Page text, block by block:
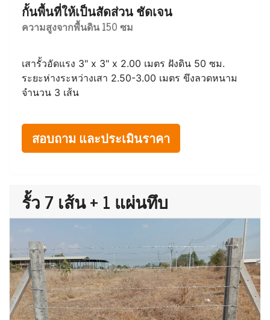
กั้นพื้นที่ให้เป็นสัดส่วน ชัดเจน
ความสูงจากพื้นดิน 150 ซม
เสารั้วอัดแรง 3" x 3" x 2.00 เมตร ฝังดิน 50 ซม.
ระยะห่างระหว่างเสา 2.50-3.00 เมตร ขึงลวดหนาม
จำนวน 3 เส้น
สอบถาม และประเมินราคา
รั้ว 7 เส้น + 1 แผ่นทึบ